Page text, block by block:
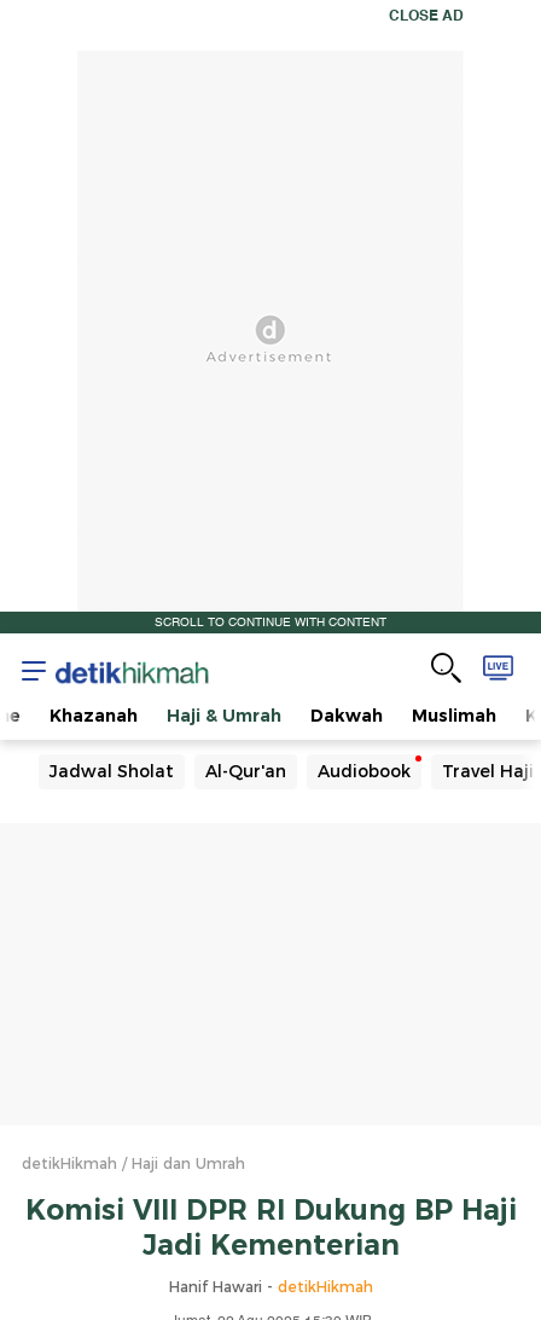
CLOSE AD
SCROLL TO CONTINUE WITH CONTENT
Khazanah Haji & Umrah Dakwah Muslimah
Jadwal Sholat Al-Qur'an Audiobook Travel Haji
detikHikmah Haji dan Umrah
Komisi VIII DPR RI Dukung BP Haji
Jadi Kementerian
Hanif Hawari - detikHikmah